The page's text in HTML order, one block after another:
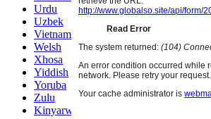
Urdu
Uzbek
Vietnamese
Welsh
Xhosa
Yiddish
Yoruba
Zulu
Kinyarwanda